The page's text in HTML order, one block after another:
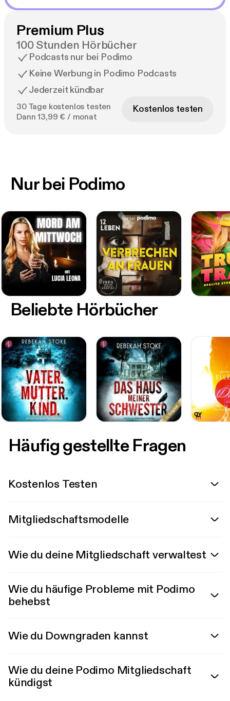
Premium Plus
100 Stunden Hörbücher
Podcasts nur bei Podimo
Keine Werbung in Podimo Podcasts
Jederzeit kündbar
30 Tage kostenlos testen
Dann 13,99 € / monat
Kostenlos testen
Nur bei Podimo
Beliebte Hörbücher
Häufig gestellte Fragen
Kostenlos Testen
Mitgliedschaftsmodelle
Wie du deine Mitgliedschaft verwaltest
Wie du häufige Probleme mit Podimo
behebst
Wie du Downgraden kannst
Wie du deine Podimo Mitgliedschaft
kündigst